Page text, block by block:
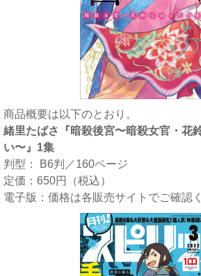
商品概要は以下のとおり。
緒里たばさ『暗殺後宮〜暗殺女官・花
い〜』1集
判型： B6判／160ページ
定価：650円（税込）
電子版：価格は各販売サイトでご確認